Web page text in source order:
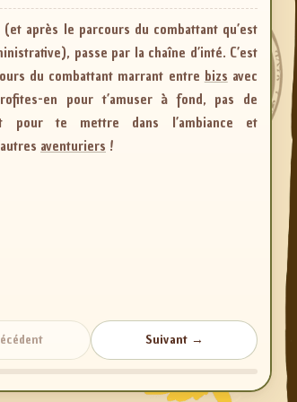
après le parcours du combattant qu’est
passe par la chaîne d’inté. C’est
du combattant marrant entre bizs avec
en pour t’amuser à fond, pas de
pour te mettre dans l’ambiance et
aventuriers !
Suivant →